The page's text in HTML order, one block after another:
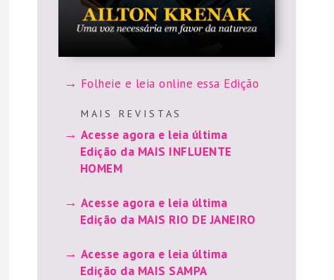
Folheie e leia online essa Edição
M A I S R E V I S T A S
Acesse agora e leia última
Edição da MAIS INFLUENTE
HOMEM
Acesse agora e leia última
Edição da MAIS RIO DE JANEIRO
Acesse agora e leia última
Edição da MAIS SAMPA